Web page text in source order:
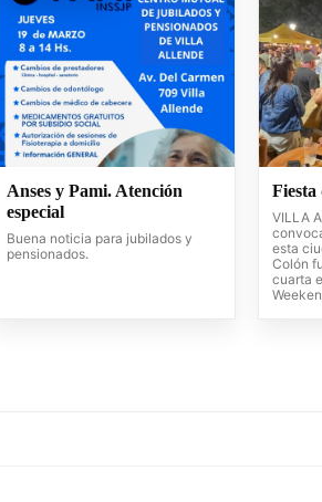
Anses y Pami. Atención
especial
Buena noticia para jubilados y
pensionados.
Fiesta
VILLA
esta
Colón
cuarta